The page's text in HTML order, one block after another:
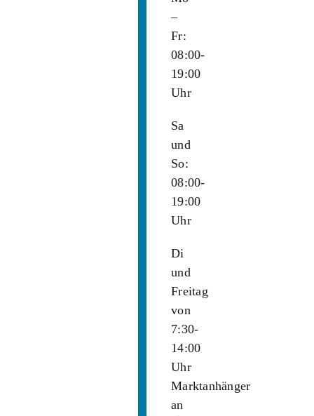
–
Fr:
08:00-
19:00
Uhr
Sa
und
So:
08:00-
19:00
Uhr
Di
und
Freitag
von
7:30-
14:00
Uhr
Marktanhänger
an